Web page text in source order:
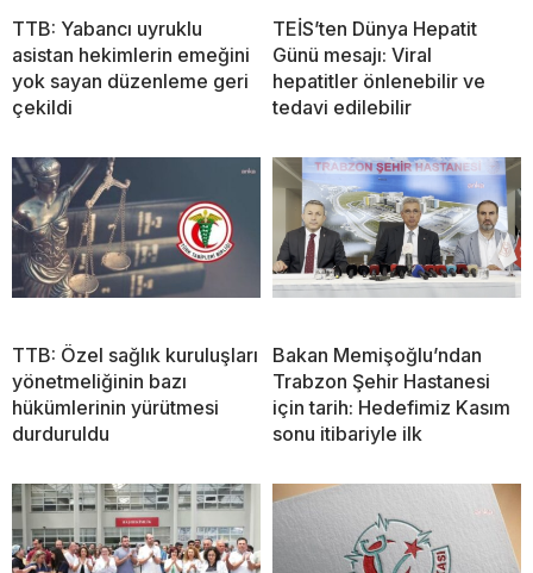
TTB: Yabancı uyruklu
asistan hekimlerin emeğini
yok sayan düzenleme geri
çekildi
TEİS’ten Dünya Hepatit
Günü mesajı: Viral
hepatitler önlenebilir ve
tedavi edilebilir
TTB: Özel sağlık kuruluşları
yönetmeliğinin bazı
hükümlerinin yürütmesi
durduruldu
Bakan Memişoğlu’ndan
Trabzon Şehir Hastanesi
için tarih: Hedefimiz Kasım
sonu itibariyle ilk